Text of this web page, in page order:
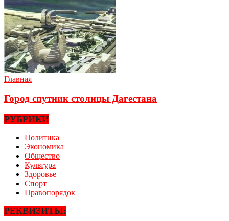
Главная
Город спутник столицы Дагестана
РУБРИКИ
Политика
Экономика
Общество
Культура
Здоровье
Спорт
Правопорядок
РЕКВИЗИТЫ: